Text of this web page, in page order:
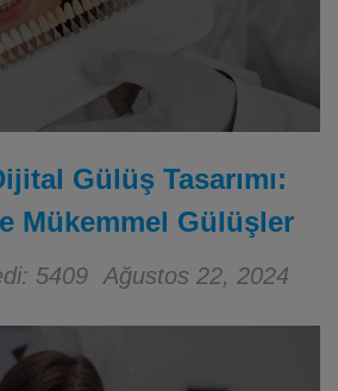
Gülüş Tasarımı:
Mükemmel Gülüşler
5409 Ağustos 22, 2024